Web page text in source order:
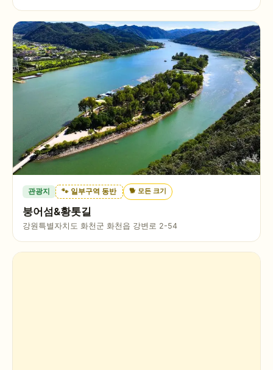
관광지 🐾 일부구역 동반 🐕 모든 크기
붕어섬&황톳길
강원특별자치도 화천군 화천읍 강변로 2-54